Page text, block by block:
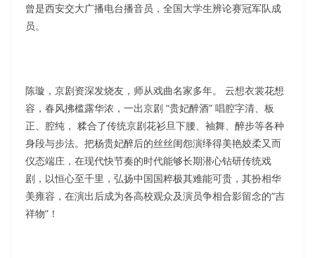
曾是西安交大广播电台播音员，全国大学生辨论赛冠军队成
员。
陈璇，京剧资深发烧友，师从戏曲名家多年。 云想衣裳花想
容，春风拂槛露华浓，一出京剧 “贵妃醉酒” 唱腔字清、板
正、腔纯， 糅合了传统京剧花衫旦下腰、袖舞、醉步等各种
身段与步法。把杨贵妃醉后的丝丝闺怨演绎得美艳姣柔又而
仪态端庄，在现代快节奏的时代能够长期潜心钻研传统戏
剧，以恒心至千里，弘扬中国国粹极其难能可贵，其扮相华
美雍容，在演出后成为各高校观众及演员争相合影留念的“吉
祥物”！